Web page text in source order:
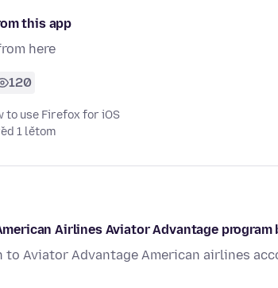
this app
here
120
to use Firefox for iOS
1 lětom
Airlines Aviator Advantage program
to Aviator Advantage American airlines